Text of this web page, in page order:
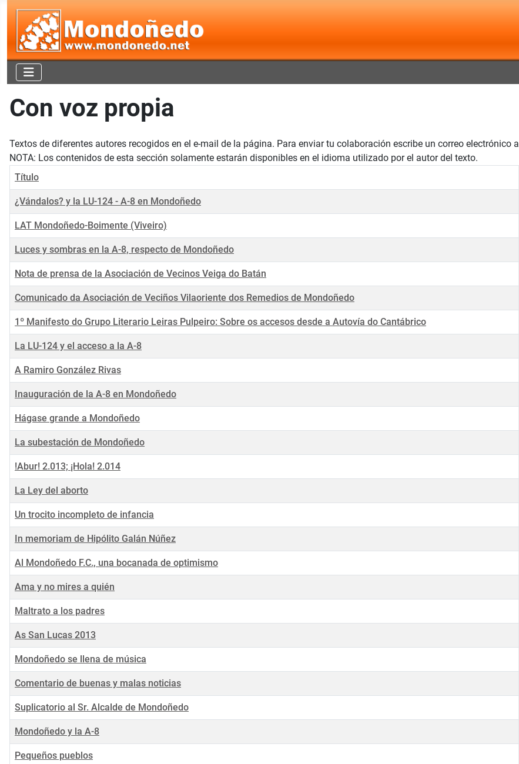
Con voz propia
Textos de diferentes autores recogidos en el e-mail de la página. Para enviar tu colaboración escribe un correo electrónico a
NOTA: Los contenidos de esta sección solamente estarán disponibles en el idioma utilizado por el autor del texto.
Título
¿Vándalos? y la LU-124 - A-8 en Mondoñedo
LAT Mondoñedo-Boimente (Viveiro)
Luces y sombras en la A-8, respecto de Mondoñedo
Nota de prensa de la Asociación de Vecinos Veiga do Batán
Comunicado da Asociación de Veciños Vilaoriente dos Remedios de Mondoñedo
1º Manifesto do Grupo Literario Leiras Pulpeiro: Sobre os accesos desde a Autovía do Cantábrico
La LU-124 y el acceso a la A-8
A Ramiro González Rivas
Inauguración de la A-8 en Mondoñedo
Hágase grande a Mondoñedo
La subestación de Mondoñedo
!Abur! 2.013; ¡Hola! 2.014
La Ley del aborto
Un trocito incompleto de infancia
In memoriam de Hipólito Galán Núñez
Al Mondoñedo F.C., una bocanada de optimismo
Ama y no mires a quién
Maltrato a los padres
As San Lucas 2013
Mondoñedo se llena de música
Comentario de buenas y malas noticias
Suplicatorio al Sr. Alcalde de Mondoñedo
Mondoñedo y la A-8
Pequeños pueblos